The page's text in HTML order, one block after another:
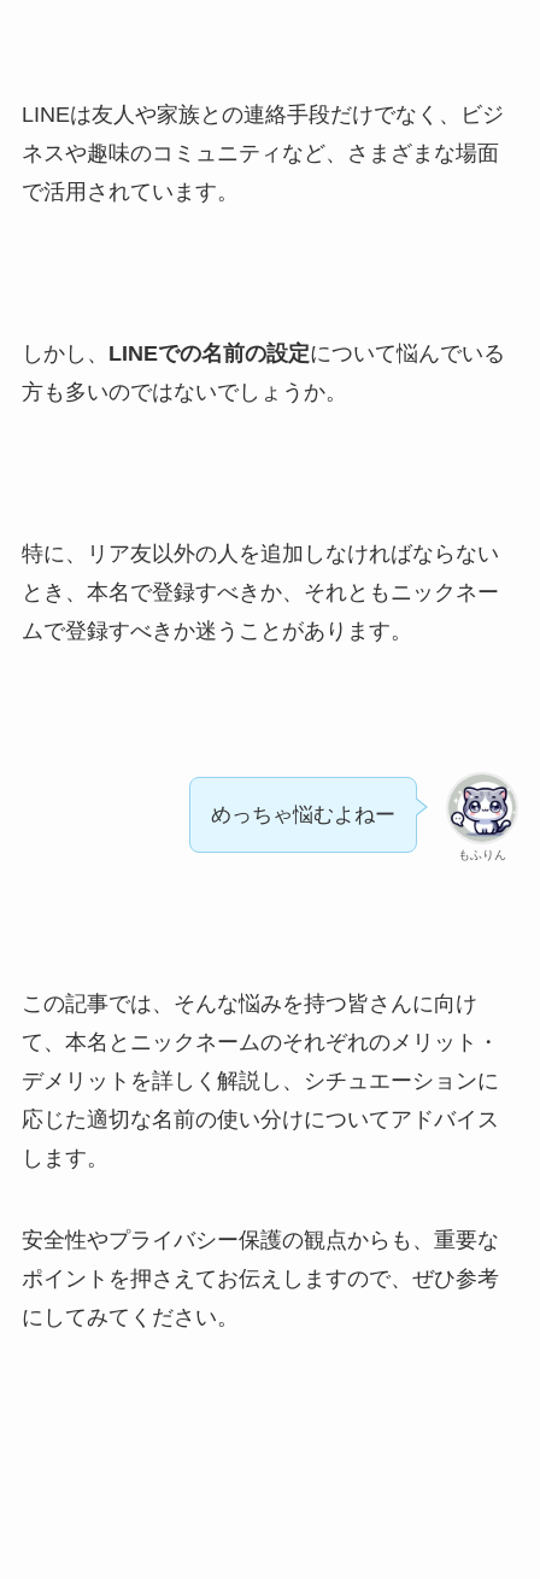
LINEは友人や家族との連絡手段だけでなく、ビジ
ネスや趣味のコミュニティなど、さまざまな場面
で活用されています。
しかし、 LINEでの名前の設定について悩んでいる
方も多いのではないでしょうか。
特に、リア友以外の人を追加しなければならない
とき、本名で登録すべきか、それともニックネー
ムで登録すべきか迷うことがあります。
もふりん
めっちゃ悩むよねー
この記事では、そんな悩みを持つ皆さんに向け
て、本名とニックネームのそれぞれのメリット・
デメリットを詳しく解説し、シチュエーションに
応じた適切な名前の使い分けについてアドバイス
します。
安全性やプライバシー保護の観点からも、重要な
ポイントを押さえてお伝えしますので、ぜひ参考
にしてみてください。